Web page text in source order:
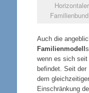
Auch die
Familienmodell
wenn es sich seit
befindet. Seit der
dem
Einschränkung